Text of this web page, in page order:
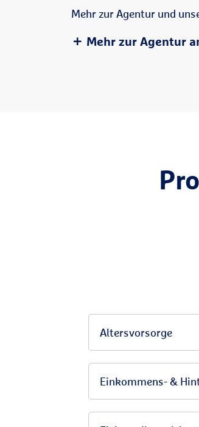
Mehr zur Agentur und
Mehr zur Agentur
Altersvorsorge
Einkommens- &